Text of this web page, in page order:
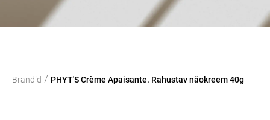
Brändid / PHYT'S Crème Apaisante. Rahustav näokreem 40g